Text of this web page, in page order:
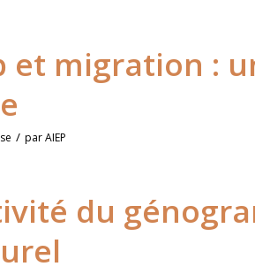
et migration :
/ parAIEP
du